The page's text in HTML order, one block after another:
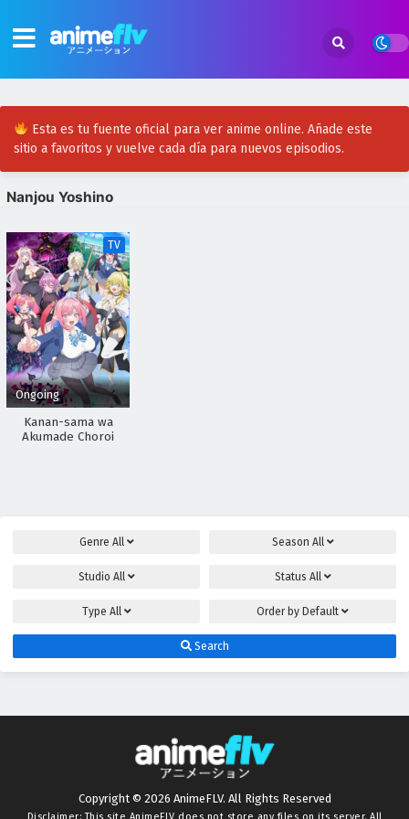
Esta es tu fuente oficial para ver anime online. Añade este
sitio a favoritos y vuelve cada día para nuevos episodios.
Nanjou Yoshino
TV
Ongoing
Kanan-sama wa
Akumade Choroi
Genre All Season All
Studio All Status All
Type All Order by Default
Search
Copyright © 2026 AnimeFLV. All Rights Reserved